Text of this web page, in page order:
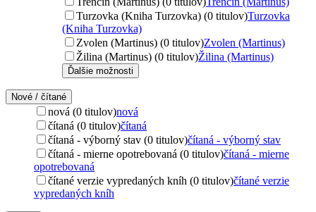
Turzovka (Kniha Turzovka) (0 titulov)Turzovka
(Kniha Turzovka)
Zvolen (Martinus) (0 titulov)Zvolen (Martinus)
Žilina (Martinus) (0 titulov)Žilina (Martinus)
Ďalšie možnosti
Nové / čítané
nová (0 titulov)nová
čítaná (0 titulov)čítaná
čítaná - výborný stav (0 titulov)čítaná - výborný stav
čítaná - mierne opotrebovaná (0 titulov)čítaná - mierne
opotrebovaná
čítané verzie vypredaných kníh (0 titulov)čítané verzie
vypredaných kníh